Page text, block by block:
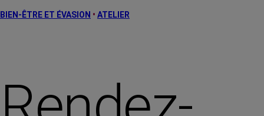
BIEN-ÊTRE ET ÉVASION • ATELIER